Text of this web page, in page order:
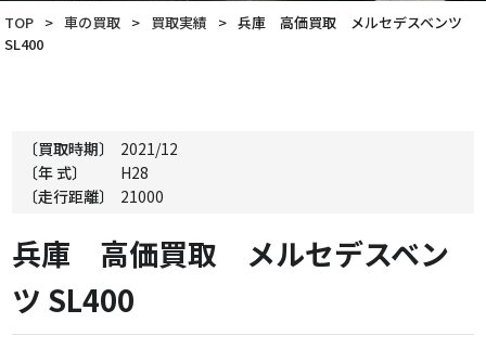
TOP > 車の買取 > 買取実績 > 兵庫 高価買取 メルセデスベンツ
SL400
〔買取時期〕
2021/12
〔年 式〕
H28
〔走行距離〕
21000
兵庫 高価買取 メルセデスベン
ツ SL400